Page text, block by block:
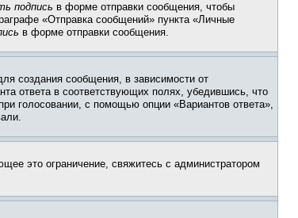
подпись в форме отправки сообщения, чтобы
«Отправка сообщений» пункта «Личные
в форме отправки сообщения.
создания сообщения, в зависимости от
ответа в соответствующих полях, убедившись, что
голосовании, с помощью опции «Вариантов ответа»,
это ограничение, свяжитесь с администратором